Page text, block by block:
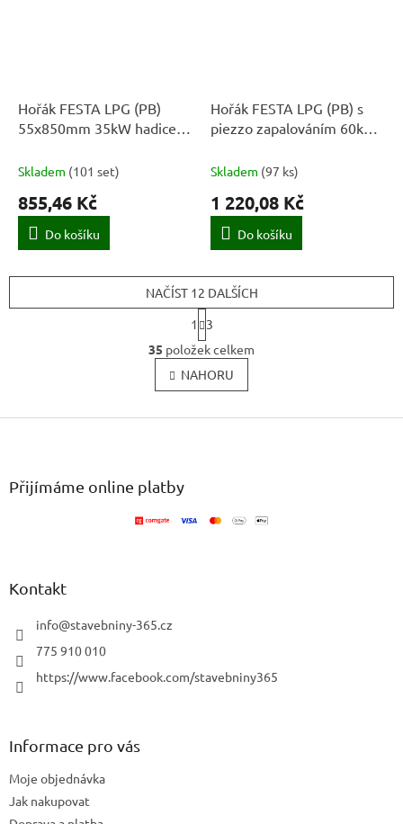
Hořák FESTA LPG (PB)
55x850mm 35kW hadice
Skladem (101 set)
855,46 Kč
Do košíku
Hořák FESTA LPG (PB) s
piezzo zapalováním 60kW
Skladem (97 ks)
1 220,08 Kč
Do košíku
O
v
l
á
NAČÍST 12 DALŠÍCH
S
t
r
á
n
k
v
1
3
35 položek celkem
NAHORU
Z
Přijímáme online platby
Kontakt
info@stavebniny-365.cz
775 910 010
https://www.facebook.com/stavebniny365
Informace pro vás
Moje objednávka
Jak nakupovat